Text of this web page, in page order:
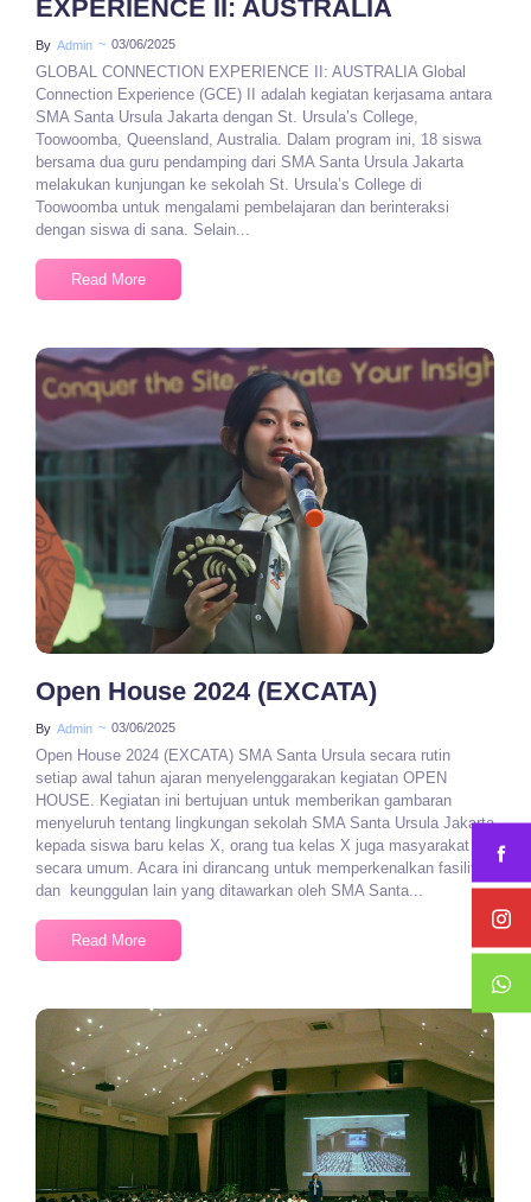
EXPERIENCE II: AUSTRALIA
By Admin ~ 03/06/2025
GLOBAL CONNECTION EXPERIENCE II: AUSTRALIA Global
Connection Experience (GCE) II adalah kegiatan kerjasama antara
SMA Santa Ursula Jakarta dengan St. Ursula’s College,
Toowoomba, Queensland, Australia. Dalam program ini, 18 siswa
bersama dua guru pendamping dari SMA Santa Ursula Jakarta
melakukan kunjungan ke sekolah St. Ursula’s College di
Toowoomba untuk mengalami pembelajaran dan berinteraksi
dengan siswa di sana. Selain...
Read More
No Comments
Open House 2024 (EXCATA)​
By Admin ~ 03/06/2025
Open House 2024 (EXCATA) SMA Santa Ursula secara rutin
setiap awal tahun ajaran menyelenggarakan kegiatan OPEN
HOUSE. Kegiatan ini bertujuan untuk memberikan gambaran
menyeluruh tentang lingkungan sekolah SMA Santa Ursula Jakarta
kepada siswa baru kelas X, orang tua kelas X juga masyarakat
secara umum. Acara ini dirancang untuk memperkenalkan fasilitas
dan keunggulan lain yang ditawarkan oleh SMA Santa...
Read More